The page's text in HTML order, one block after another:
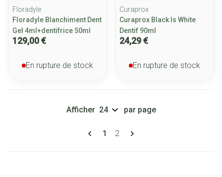
Floradyle
Floradyle Blanchiment Dent
Gel 4ml+dentifrice 50ml
129,00 €
En rupture de stock
Curaprox
Curaprox Black Is White
Dentif 90ml
24,29 €
En rupture de stock
Pages
Vous lisez actuellement la page
1 Page
2
Afficher par page